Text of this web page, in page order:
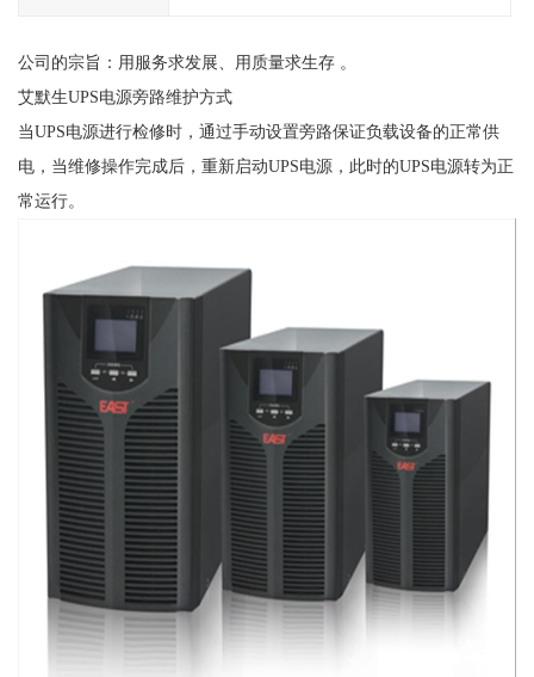
公司的宗旨：用服务求发展、用质量求生存 。
艾默生UPS电源旁路维护方式
当UPS电源进行检修时，通过手动设置旁路保证负载设备的正常供
电，当维修操作完成后，重新启动UPS电源，此时的UPS电源转为正
常运行。